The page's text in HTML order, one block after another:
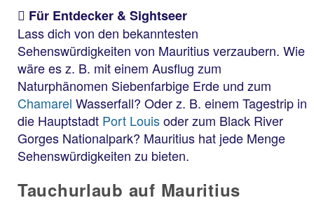
Für Entdecker & Sightseer
Lass dich von den bekanntesten
Sehenswürdigkeiten von Mauritius verzaubern. Wie
wäre es z. B. mit einem Ausflug zum
Naturphänomen Siebenfarbige Erde und zum
Chamarel Wasserfall? Oder z. B. einem Tagestrip in
die Hauptstadt Port Louisoder zum Black River
Gorges Nationalpark? Mauritius hat jede Menge
Sehenswürdigkeiten zu bieten.
Tauchurlaub auf Mauritius